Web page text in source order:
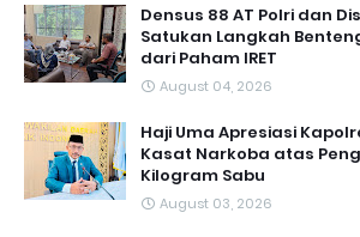
Densus 88 AT Polri dan
Satukan Langkah
dari Paham IRET
August 04, 2026
Haji Uma Apresiasi
Kasat Narkoba atas
Kilogram Sabu
August 03, 2026